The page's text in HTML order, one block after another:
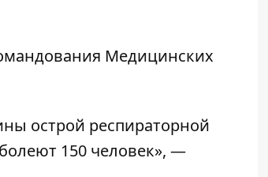
Медицинских
острой респираторной
150 человек», —